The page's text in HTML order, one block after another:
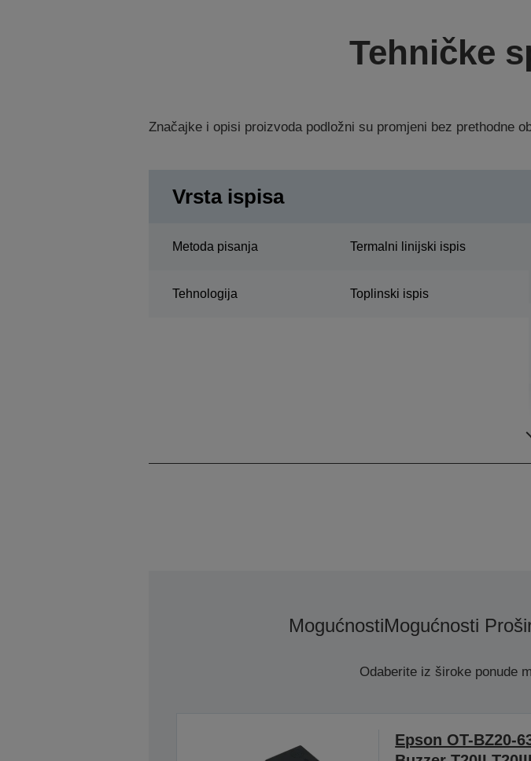
Tehničke
Značajke i opisi proizvoda podložni su promjeni bez prethodne
Vrsta ispisa
Metoda pisanja Termalni linijski ispis
Tehnologija Toplinski ispis
MogućnostiMogućnosti
Odaberite iz široke ponude
Epson OT-BZ20-